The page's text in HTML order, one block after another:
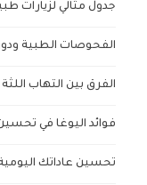
جدول مثالي لزيارات
الفحوصات الطبية
الفرق بين التهاب
فوائد اليوغا في
تحسين عاداتك